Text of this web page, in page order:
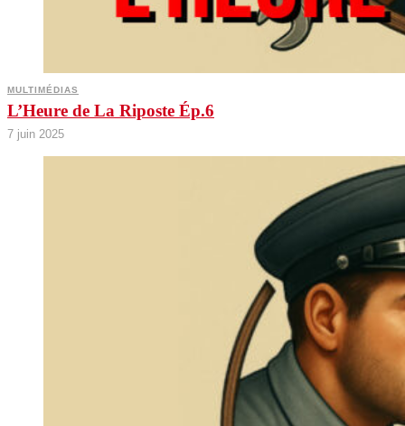
MULTIMÉDIAS
L’Heure de La Riposte Ép.6
7 juin 2025